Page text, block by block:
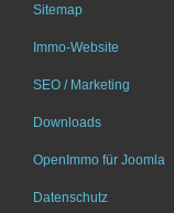
Sitemap
Immo-Website
SEO / Marketing
Downloads
OpenImmo für Joomla
Datenschutz